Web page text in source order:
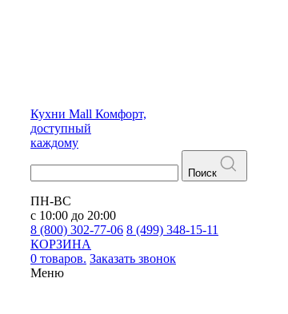
Кухни Mall Комфорт,
доступный
каждому
Поиск
ПН-ВС
с 10:00 до 20:00
8 (800) 302-77-06 8 (499) 348-15-11
КОРЗИНА
0 товаров. Заказать звонок
Меню